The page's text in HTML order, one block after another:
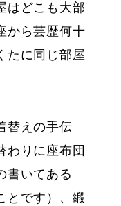
はどこも大部
から芸歴何十
たに同じ部屋
替えの手伝
わりに座布団
書いてある
とです）、緞